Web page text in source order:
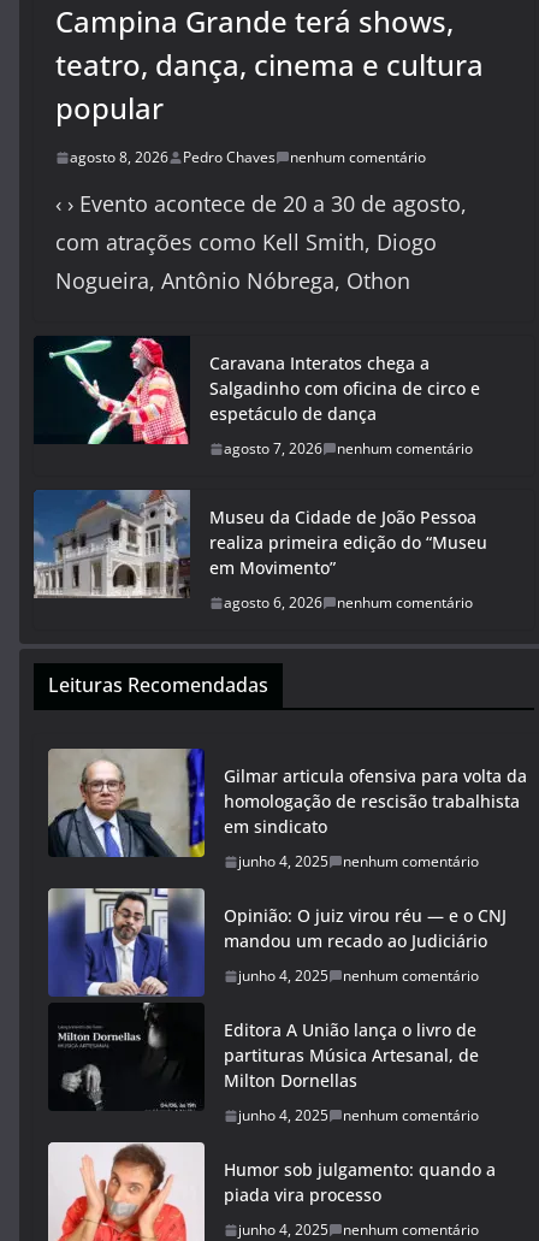
Campina Grande terá shows,
teatro, dança, cinema e cultura
popular
agosto 8, 2026 Pedro Chaves nenhum comentário
‹ › Evento acontece de 20 a 30 de agosto,
com atrações como Kell Smith, Diogo
Nogueira, Antônio Nóbrega, Othon
Caravana Interatos chega a
Salgadinho com oficina de circo e
espetáculo de dança
agosto 7, 2026 nenhum comentário
Museu da Cidade de João Pessoa
realiza primeira edição do “Museu
em Movimento”
agosto 6, 2026 nenhum comentário
Leituras Recomendadas
Gilmar articula ofensiva para volta da
homologação de rescisão trabalhista
em sindicato
junho 4, 2025 nenhum comentário
Opinião: O juiz virou réu — e o CNJ
mandou um recado ao Judiciário
junho 4, 2025 nenhum comentário
Editora A União lança o livro de
partituras Música Artesanal, de
Milton Dornellas
junho 4, 2025 nenhum comentário
Humor sob julgamento: quando a
piada vira processo
junho 4, 2025 nenhum comentário